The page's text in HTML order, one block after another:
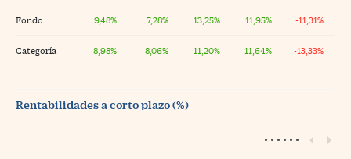
Fondo 9,48% 7,28% 13,25% 11,95% -11,31%
Categoría 8,98% 8,06% 11,20% 11,64% -13,33%
Rentabilidades a corto plazo (%)